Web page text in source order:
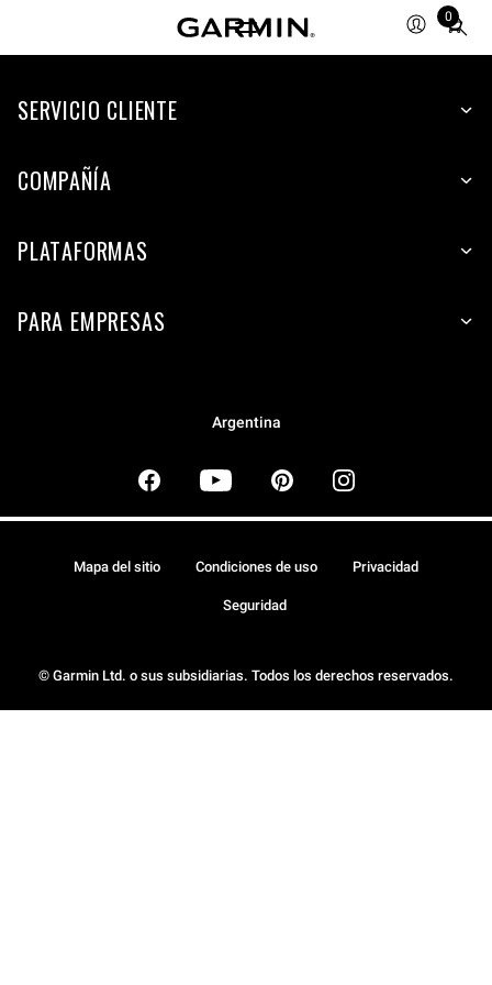
0
Total
items
cart:
SERVICIO CLIENTE
COMPAÑÍA
PLATAFORMAS
PARA EMPRESAS
Argentina
© Garmin Ltd. o sus subsidiarias. Todos los derechos reservados.
Mapa del sitio Condiciones de uso Privacidad
Seguridad